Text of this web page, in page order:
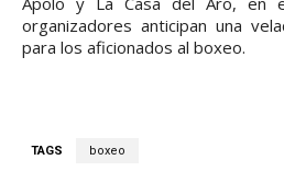
organizadores anticipan una
para los aficionados al boxeo.
TAGS boxeo